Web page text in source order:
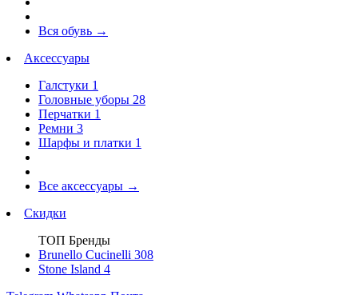
Вся обувь →
Аксессуары
Галстуки 1
Головные уборы 28
Перчатки 1
Ремни 3
Шарфы и платки 1
Все аксессуары →
Скидки
ТОП Бренды
Brunello Cucinelli 308
Stone Island 4